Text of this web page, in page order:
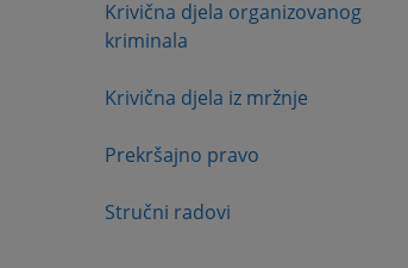
Krivična djela organizovanog
kriminala
Krivična djela iz mržnje
Prekršajno pravo
Stručni radovi